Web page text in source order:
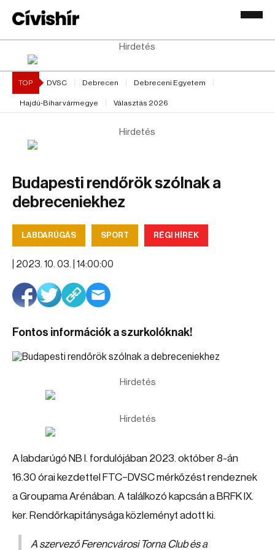
Hirdetés
TOP DVSC Debrecen Debreceni Egyetem
Hajdú-Bihar vármegye Választás 2026
Hirdetés
Budapesti rendőrök szólnak a
debreceniekhez
LABDARÚGÁS SPORT RÉGI HÍREK
2023. 10. 03. | 14:00:00
Fontos információk a szurkolóknak!
Hirdetés
Hirdetés
A labdarúgó NB I. fordulójában 2023. október 8-án
16.30 órai kezdettel FTC–DVSC mérkőzést rendeznek
a Groupama Arénában. A találkozó kapcsán a BRFK IX.
ker. Rendőrkapitánysága közleményt adott ki.
A szervező Ferencvárosi Torna Club és a